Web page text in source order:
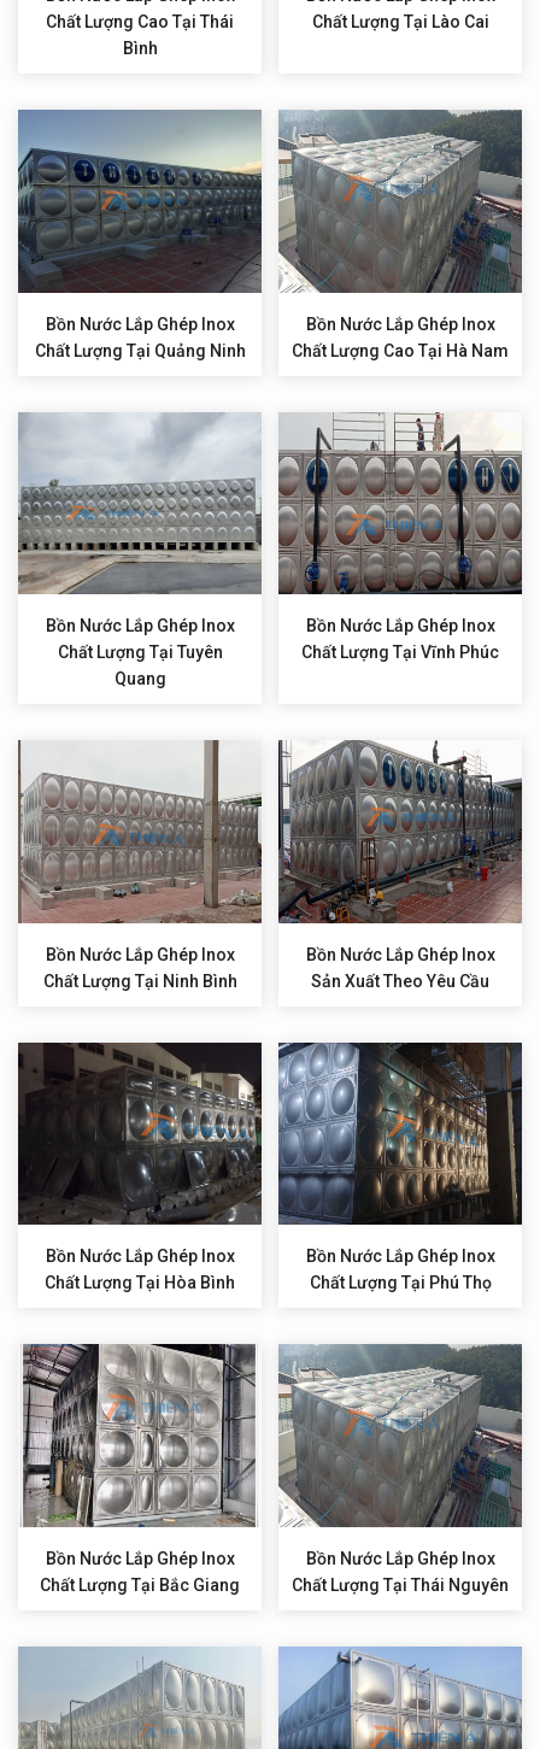
Chất Lượng Cao Tại Thái
Bình
Chất Lượng Tại Lào Cai
Bồn Nước Lắp Ghép Inox
Chất Lượng Tại Quảng Ninh
Bồn Nước Lắp Ghép Inox
Chất Lượng Cao Tại Hà Nam
Bồn Nước Lắp Ghép Inox
Chất Lượng Tại Tuyên
Quang
Bồn Nước Lắp Ghép Inox
Chất Lượng Tại Vĩnh Phúc
Bồn Nước Lắp Ghép Inox
Chất Lượng Tại Ninh Bình
Bồn Nước Lắp Ghép Inox
Sản Xuất Theo Yêu Cầu
Bồn Nước Lắp Ghép Inox
Chất Lượng Tại Hòa Bình
Bồn Nước Lắp Ghép Inox
Chất Lượng Tại Phú Thọ
Bồn Nước Lắp Ghép Inox
Chất Lượng Tại Bắc Giang
Bồn Nước Lắp Ghép Inox
Chất Lượng Tại Thái Nguyên